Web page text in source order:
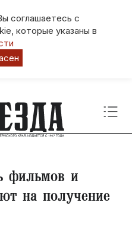
соглашаетесь с
которые указаны в
фильмов и
на получение